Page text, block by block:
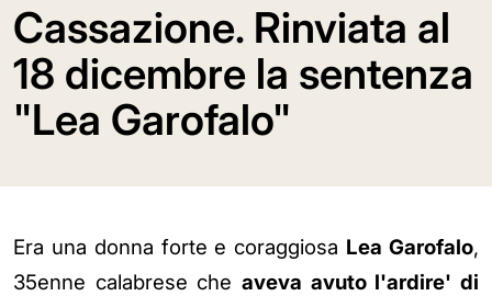
Cassazione. Rinviata al
18 dicembre la sentenza
"Lea Garofalo"
Era una donna forte e coraggiosa Lea Garofalo,
35enne calabrese che aveva avuto l'ardire' di